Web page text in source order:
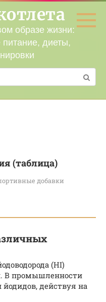
образе жизни:
питание, диеты,
(таблица)
добавки
(НI)
В промышленности
действуя на